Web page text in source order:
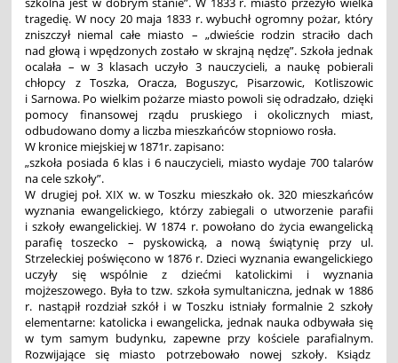
tragedię. W nocy 20 maja 1833 r. wybuchł ogromny pożar, który
zniszczył niemal całe miasto – „dwieście rodzin straciło dach
nad głową i wpędzonych zostało w skrajną nędzę”. Szkoła jednak
ocalała – w 3 klasach uczyło 3 nauczycieli, a naukę pobierali
chłopcy z Toszka, Oracza, Boguszyc, Pisarzowic, Kotliszowic
i Sarnowa. Po wielkim pożarze miasto powoli się odradzało, dzięki
pomocy finansowej rządu pruskiego i okolicznych miast,
odbudowano domy a liczba mieszkańców stopniowo rosła.
W kronice miejskiej w 1871r. zapisano:
„szkoła posiada 6 klas i 6 nauczycieli, miasto wydaje 700 talarów
na cele szkoły”.
W drugiej poł. XIX w. w Toszku mieszkało ok. 320 mieszkańców
wyznania ewangelickiego, którzy zabiegali o utworzenie parafii
i szkoły ewangelickiej. W 1874 r. powołano do życia ewangelicką
parafię toszecko – pyskowicką, a nową świątynię przy ul.
Strzeleckiej poświęcono w 1876 r. Dzieci wyznania ewangelickiego
uczyły się wspólnie z dziećmi katolickimi i wyznania
mojżeszowego. Była to tzw. szkoła symultaniczna, jednak w 1886
r. nastąpił rozdział szkół i w Toszku istniały formalnie 2 szkoły
elementarne: katolicka i ewangelicka, jednak nauka odbywała się
w tym samym budynku, zapewne przy kościele parafialnym.
Rozwijające się miasto potrzebowało nowej szkoły. Ksiądz